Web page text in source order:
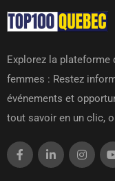
Explorez la plateforme
femmes : Restez
événements et
tout savoir en un clic,